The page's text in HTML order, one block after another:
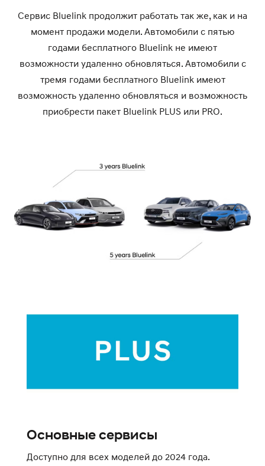
Сервис Bluelink продолжит работать так же, как и на
момент продажи модели. Автомобили с пятью
годами бесплатного Bluelink не имеют
возможности удаленно обновляться. Автомобили с
тремя годами бесплатного Bluelink имеют
возможность удаленно обновляться и возможность
приобрести пакет Bluelink PLUS или PRO.
Основные сервисы
Доступно для всех моделей до 2024 года.